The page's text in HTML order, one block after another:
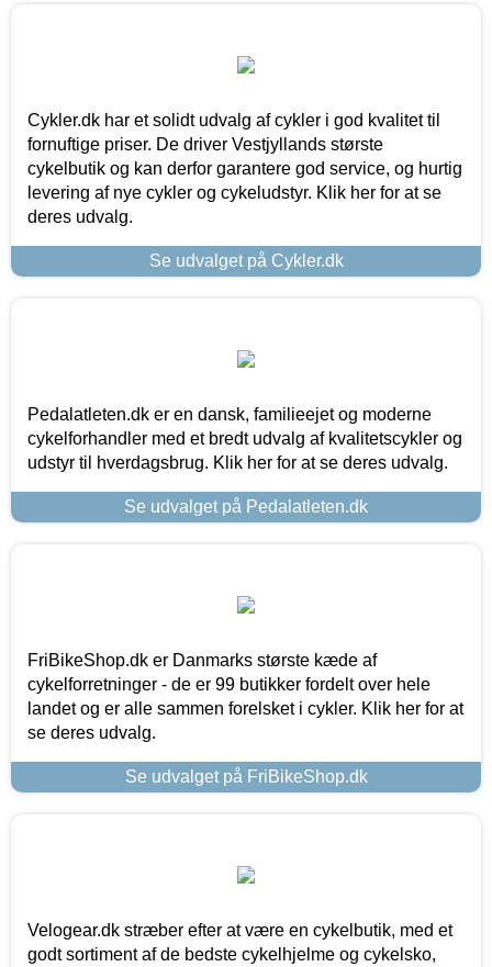
Cykler.dk har et solidt udvalg af cykler i god kvalitet til
fornuftige priser. De driver Vestjyllands største
cykelbutik og kan derfor garantere god service, og hurtig
levering af nye cykler og cykeludstyr. Klik her for at se
deres udvalg.
Se udvalget på Cykler.dk
Pedalatleten.dk er en dansk, familieejet og moderne
cykelforhandler med et bredt udvalg af kvalitetscykler og
udstyr til hverdagsbrug. Klik her for at se deres udvalg.
Se udvalget på Pedalatleten.dk
FriBikeShop.dk er Danmarks største kæde af
cykelforretninger - de er 99 butikker fordelt over hele
landet og er alle sammen forelsket i cykler. Klik her for at
se deres udvalg.
Se udvalget på FriBikeShop.dk
Velogear.dk stræber efter at være en cykelbutik, med et
godt sortiment af de bedste cykelhjelme og cykelsko,